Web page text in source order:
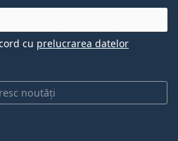
noutăți
cu prelucrarea datelor